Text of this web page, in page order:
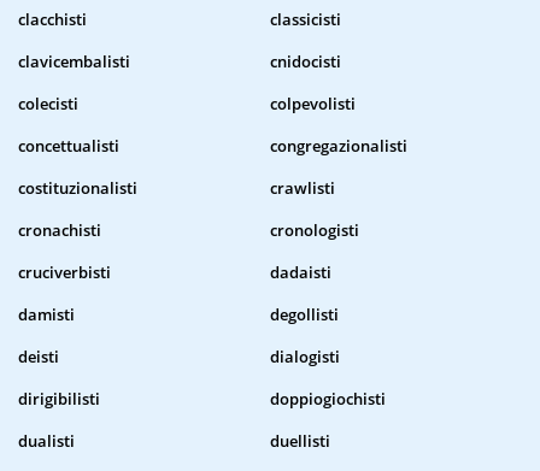
clacchisti
classicisti
clavicembalisti
cnidocisti
colecisti
colpevolisti
concettualisti
congregazionalisti
costituzionalisti
crawlisti
cronachisti
cronologisti
cruciverbisti
dadaisti
damisti
degollisti
deisti
dialogisti
dirigibilisti
doppiogiochisti
dualisti
duellisti